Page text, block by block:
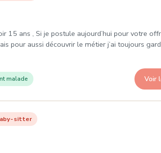
15 ans , Si je postule aujourd’hui pour votre
pour aussi découvrir le métier j’ai toujours
malade Voir
les-Pins
sitter